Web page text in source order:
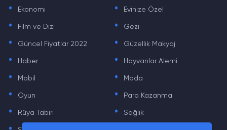
Ekonomi Evinize Özel
. Film ve Dizi . Gezi
. Güncel Fiyatlar 2022 . Güzellik Makyaj
. Haber . Hayvanlar Alemi
. Mobil . Moda
. Oyun . Para Kazanma
. Rüya Tabiri . Sağlık
. .